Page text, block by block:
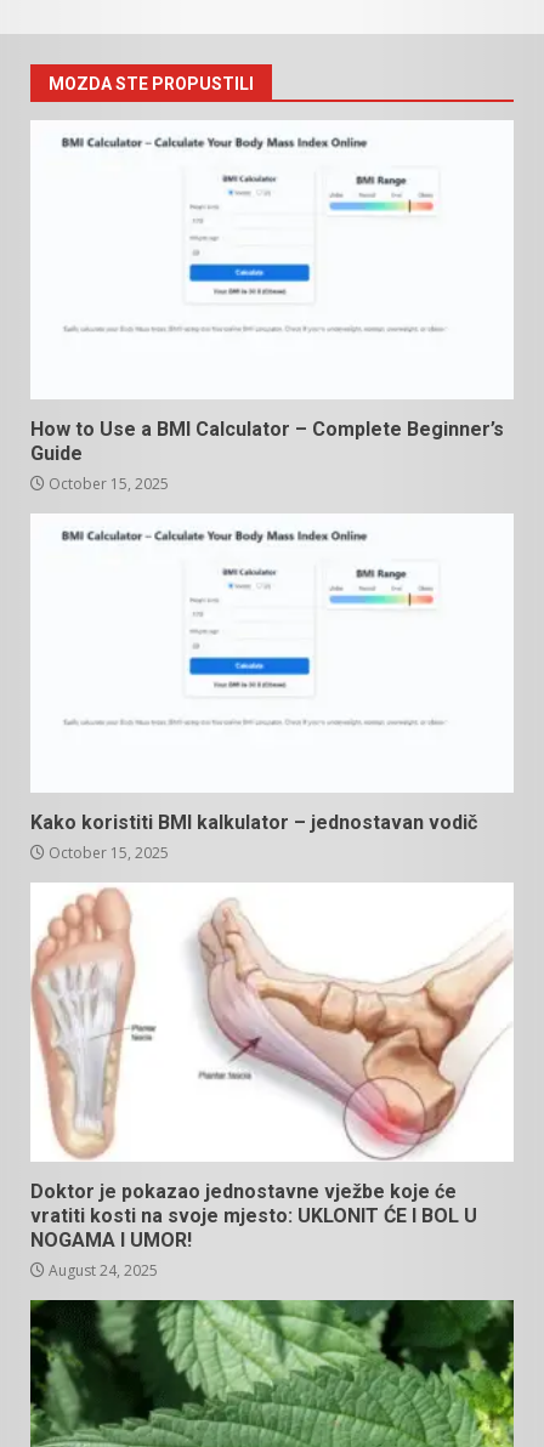
MOZDA STE PROPUSTILI
How to Use a BMI Calculator – Complete Beginner’s
Guide
October 15, 2025
Kako koristiti BMI kalkulator – jednostavan vodič
October 15, 2025
Doktor je pokazao jednostavne vježbe koje će
vratiti kosti na svoje mjesto: UKLONIT ĆE I BOL U
NOGAMA I UMOR!
August 24, 2025